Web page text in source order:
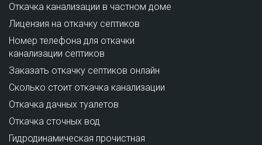
Откачка канализации в частном доме
Лицензия на откачку септиков
Номер телефона для откачки
канализации септиков
Заказать откачку септиков онлайн
Сколько стоит откачка канализации
Откачка дачных туалетов
Откачка сточных вод
Гидродинамическая прочистная